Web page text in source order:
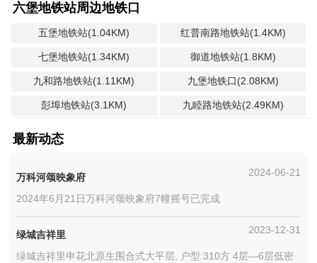
六堡地铁站周边地铁口
五堡地铁站(1.04KM) 红普南路地铁站(1.4KM)
七堡地铁站(1.34KM) 御道地铁站(1.8KM)
九和路地铁站(1.11KM) 九堡地铁口(2.08KM)
彭埠地铁站(3.1KM) 九睦路地铁站(2.49KM)
最新动态
万科河颂映象府 2024-06-21
2024年6月21日万科河颂映象府7幢摇号已完成
绿城吉祥里 2023-12-31
绿城吉祥里申花北原生围合式大平层, 户型:310方 4层—6层低密